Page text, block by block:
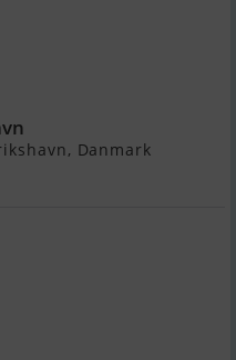
Danmark